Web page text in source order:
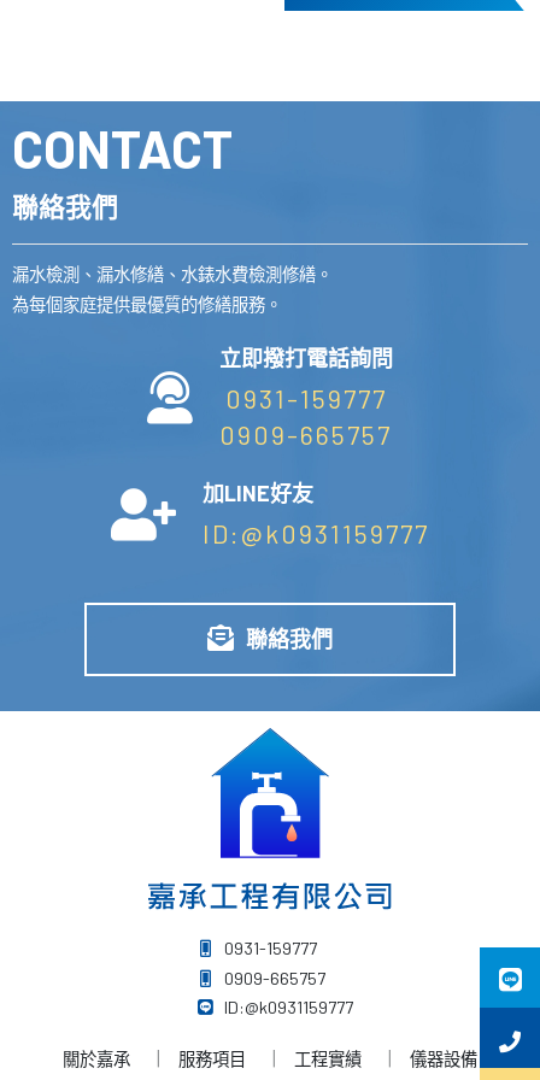
CONTACT
聯絡我們
漏水檢測、漏水修繕、水錶水費檢測修繕。
為每個家庭提供最優質的修繕服務。
立即撥打電話詢問
0931-159777
0909-665757
加LINE好友
ID:@k0931159777
聯絡我們
0931-159777
0909-665757
ID:@k0931159777
關於嘉承 服務項目 工程實績 儀器設備